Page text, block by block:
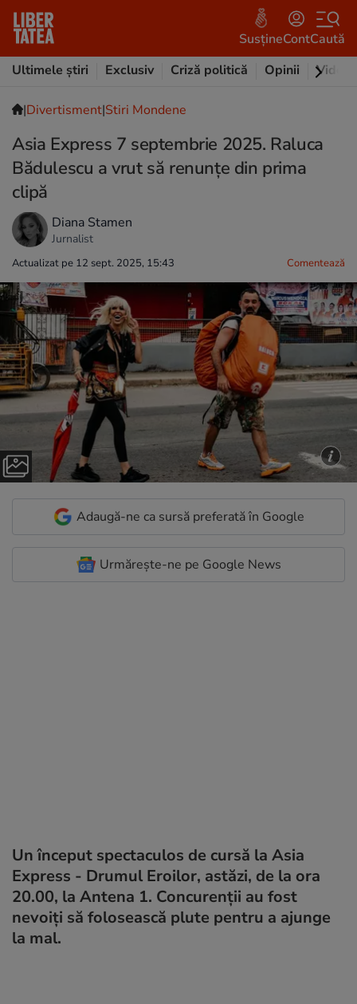
SusțineContCaută
Ultimele știri
Exclusiv Criză politică Opinii Video
|Divertisment|Stiri Mondene
Asia Express 7 septembrie 2025. Raluca
Bădulescu a vrut să renunțe din prima
clipă
Diana Stamen
Jurnalist
Actualizat pe 12 sept. 2025, 15:43 Comentează
Adaugă-ne ca sursă preferată în Google
Urmărește-ne pe Google News
Un început spectaculos de cursă la Asia
Express - Drumul Eroilor, astăzi, de la ora
20.00, la Antena 1. Concurenții au fost
nevoiți să folosească plute pentru a ajunge
la mal.